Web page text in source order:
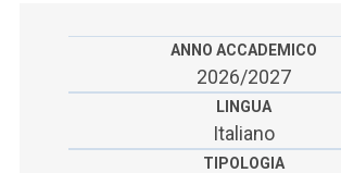
ANNO ACCADEMICO
2026/2027
LINGUA
Italiano
TIPOLOGIA